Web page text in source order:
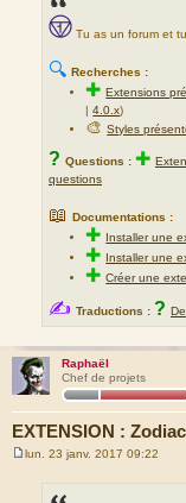
Tu as un forum et
🔍 Recherches :
✚Extensions
|4.0.x)
🎨Styles
? Questions : ✚
questions
📖 Documentations :
✚ Installer une
✚ Installer une
✚Créer une
✍ Traductions : ?
Raphaël
Chef de projets
EXTENSION :
lun. 23 janv. 2017 09:22